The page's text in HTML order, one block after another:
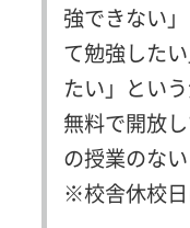
強できない
て勉強した
たい」とい
無料で開放
の授業のな
※校舎休校日